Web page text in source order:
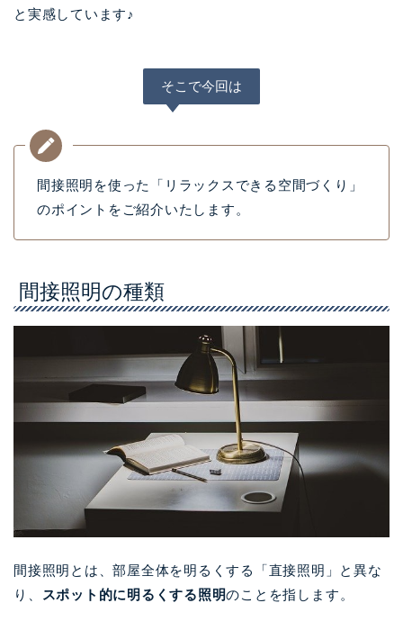
と実感しています♪
そこで今回は
間接照明を使った「リラックスできる空間づくり」
のポイントをご紹介いたします。
間接照明の種類
間接照明とは、部屋全体を明るくする「直接照明」と異な
り、
スポット的に明るくする照明のことを指します。